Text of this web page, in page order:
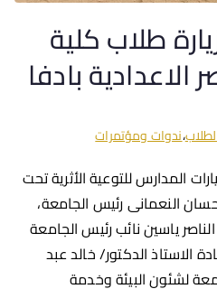
طلاب كلية
الاعدادية بادفا
،ندوات ومؤتمرات
المدارس للتوعية الأثرية تحت
النعمانى رئيس الجامعة،
ياسين نائب رئيس الجامعة
الاستاذ الدكتور/ خالد عبد
لشئون البيئة وخدمة